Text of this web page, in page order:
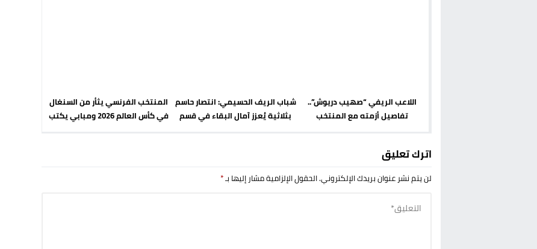
اللاعب الريفي “صهيب دريوش”..
تفاصيل أزمته مع المنتخب
شباب الريف الحسيمي: انتصار حاسم
بثلاثية يُعزز آمال البقاء في قسم
المنتخب الفرنسي يثأر من السنغال
في كأس العالم 2026 ومبابي يكتب
اترك تعليق
لن يتم نشر عنوان بريدك الإلكتروني.الحقول الإلزامية مشار إليها بـ*